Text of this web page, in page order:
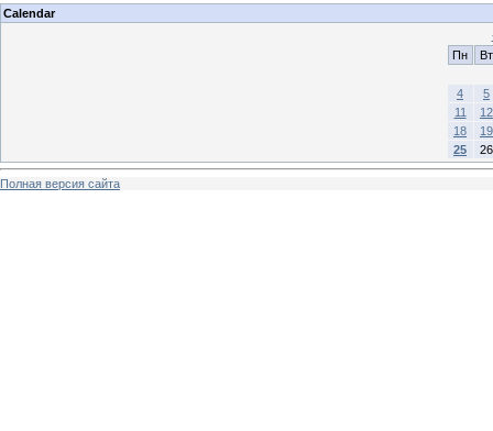
Calendar
Пн
Вт
4
5
11
12
18
19
25
26
Полная версия сайта